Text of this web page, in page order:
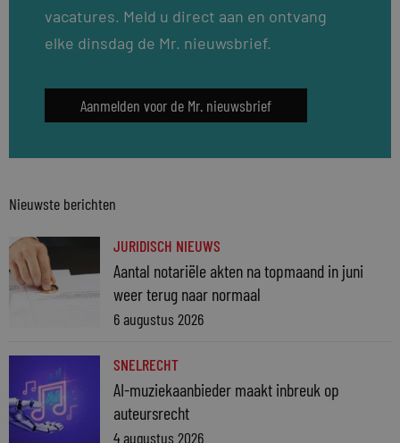
vacatures. Meld u direct aan en ontvang
elke dinsdag de Mr. nieuwsbrief.
Aanmelden voor de Mr. nieuwsbrief
Nieuwste berichten
JURIDISCH NIEUWS
Aantal notariële akten na topmaand in juni
weer terug naar normaal
6 augustus 2026
SNELRECHT
AI-muziekaanbieder maakt inbreuk op
auteursrecht
4 augustus 2026